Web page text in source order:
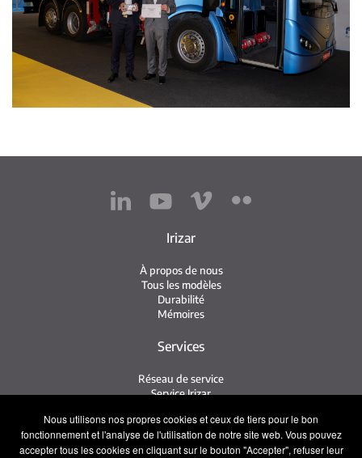
Nous utilisons nos propres cookies et ceux de tiers pour le bon
fonctionnement et l'analyse de l'utilisation de notre site web. Vous pouvez
accepter tous les cookies en cliquant sur le bouton "Accepter", refuser leur
Irizar
À propos de nous
Tous les modèles
Durabilité
Mémoires
Services
Réseau de service
Service Irizar
Usés
Contact